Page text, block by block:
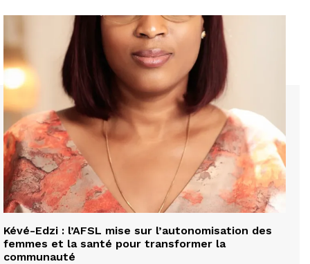
Kévé-Edzi : l’AFSL mise sur l’autonomisation des
femmes et la santé pour transformer la
communauté